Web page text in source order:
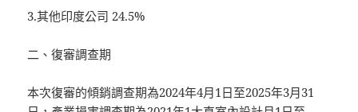
3.其他印度公司 24.5%
二、復審調查期
本次復審的傾銷調查期為2024年4月1日至2025年3月31